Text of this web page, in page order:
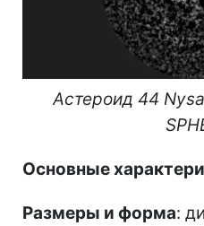
Астероид 44
Основные
Размеры и форма: